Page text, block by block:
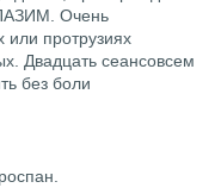
Очень
или протрузиях
Двадцать сеансовсем
без боли